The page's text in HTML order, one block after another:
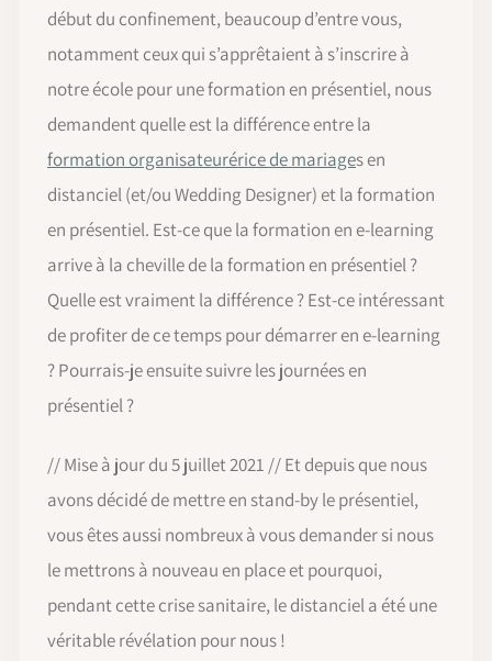
début du confinement, beaucoup d’entre vous,
notamment ceux qui s’apprêtaient à s’inscrire à
notre école pour une formation en présentiel, nous
demandent quelle est la différence entre la
formation organisateurérice de mariages en
distanciel (et/ou Wedding Designer) et la formation
en présentiel. Est-ce que la formation en e-learning
arrive à la cheville de la formation en présentiel ?
Quelle est vraiment la différence ? Est-ce intéressant
de profiter de ce temps pour démarrer en e-learning
? Pourrais-je ensuite suivre les journées en
présentiel ?
// Mise à jour du 5 juillet 2021 // Et depuis que nous
avons décidé de mettre en stand-by le présentiel,
vous êtes aussi nombreux à vous demander si nous
le mettrons à nouveau en place et pourquoi,
pendant cette crise sanitaire, le distanciel a été une
véritable révélation pour nous !